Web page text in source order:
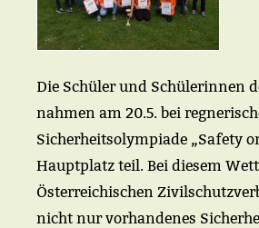
Die Schüler und Schülerinnen
nahmen am 20.5. bei
Sicherheitsolympiade „Safety
Hauptplatz teil. Bei diesem
Österreichischen
nicht nur vorhandenes